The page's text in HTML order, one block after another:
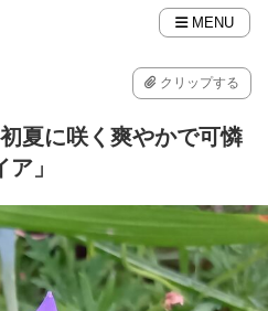
MENU
クリップする
夏に咲く爽やかで可憐
」